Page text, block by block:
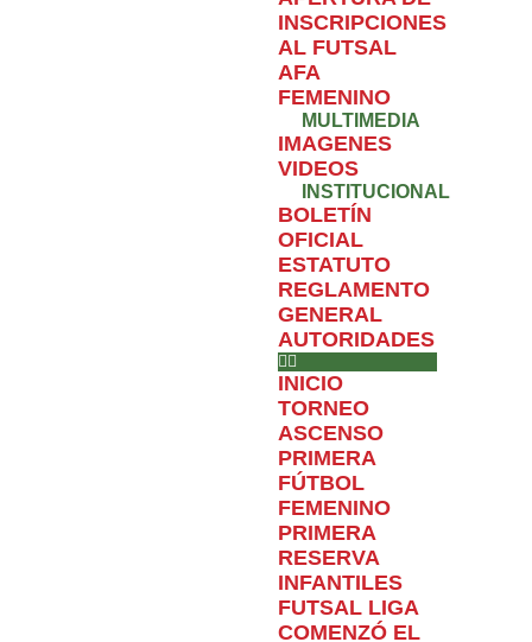
INSCRIPCIONES
AL FUTSAL
AFA
FEMENINO
MULTIMEDIA
IMAGENES
VIDEOS
INSTITUCIONAL
BOLETÍN
OFICIAL
ESTATUTO
REGLAMENTO
GENERAL
AUTORIDADES
INICIO
TORNEO
ASCENSO
PRIMERA
FÚTBOL
FEMENINO
PRIMERA
RESERVA
INFANTILES
FUTSAL LIGA
COMENZÓ EL